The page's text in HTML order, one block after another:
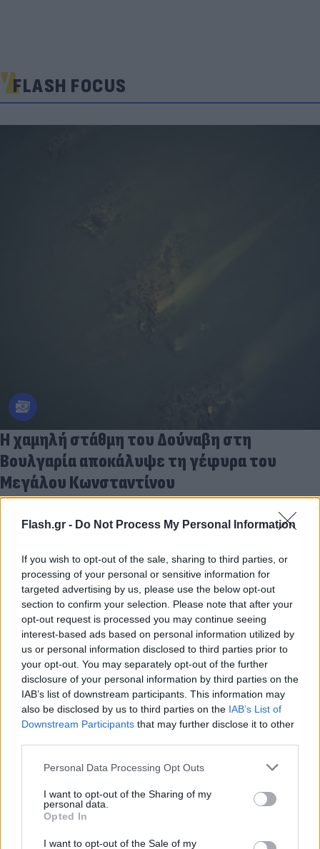
Flash.gr - Do Not Process My Personal Information
If you wish to opt-out of the sale, sharing to third parties, or
processing of your personal or sensitive information for
targeted advertising by us, please use the below opt-out
section to confirm your selection. Please note that after your
opt-out request is processed you may continue seeing
interest-based ads based on personal information utilized by
us or personal information disclosed to third parties prior to
your opt-out. You may separately opt-out of the further
disclosure of your personal information by third parties on the
IAB’s list of downstream participants. This information may
also be disclosed by us to third parties on the IAB’s List of
Downstream Participants that may further disclose it to other
Please note that this website/app uses one or more Google
not limited to your visit or usage behaviour. You may click to
grant or deny consent to Google and its third-party tags to
use your data for below specified purposes in below Google
consent section.
Personal Data Processing Opt Outs
I want to opt-out of the Sharing of my
personal data.
Opted In
I want to opt-out of the Sale of my
FLASH FOCUS
Η χαμηλή στάθμη του Δούναβη στη
Βουλγαρία αποκάλυψε τη γέφυρα του
Μεγάλου Κωνσταντίνου